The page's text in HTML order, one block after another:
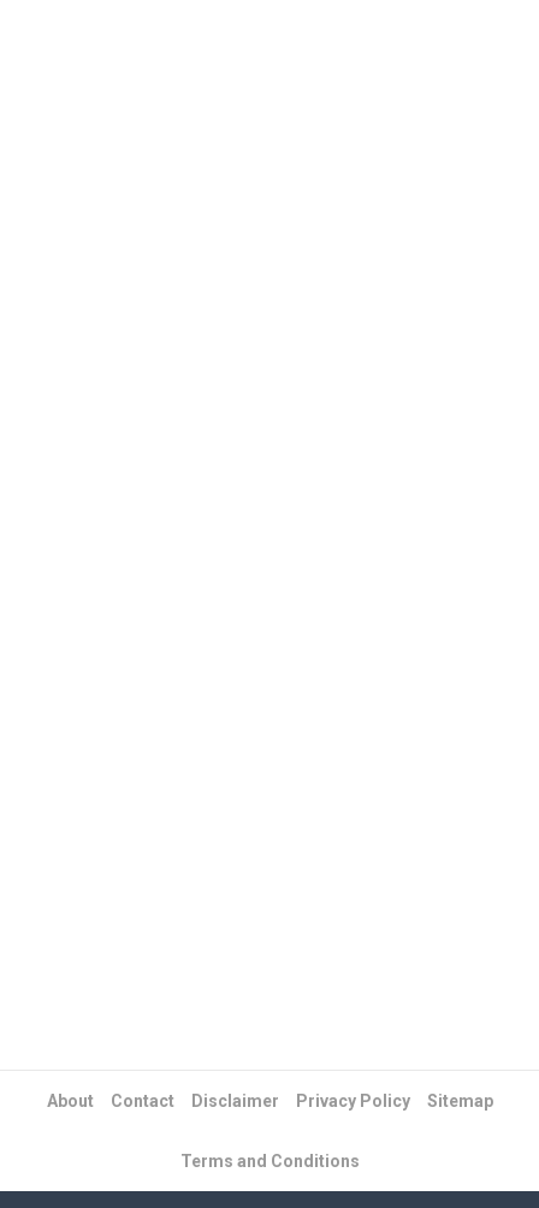
About Contact Disclaimer Privacy Policy Sitemap
Terms and Conditions